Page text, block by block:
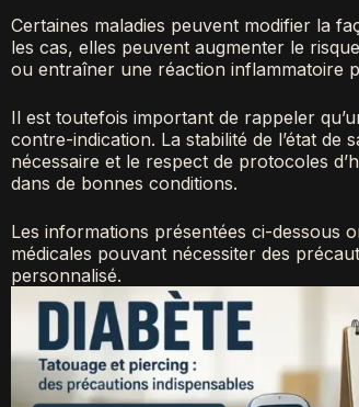
Certaines maladies peuvent modifier la
les cas, elles peuvent augmenter le
ou entraîner une réaction inflammatoire
Il est toutefois important de rappeler
contre-indication. La stabilité de l’état de
nécessaire et le respect de protocoles
dans de bonnes conditions.
Les informations présentées ci-dessous
médicales pouvant nécessiter des
personnalisé.